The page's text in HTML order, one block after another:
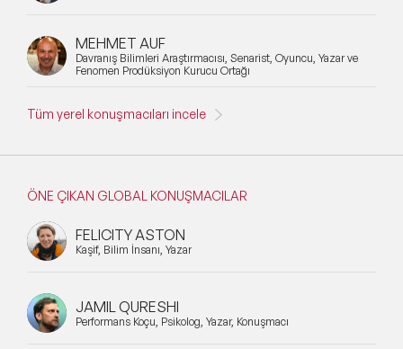
MEHMET AUF
Davranış Bilimleri Araştırmacısı, Senarist, Oyuncu, Yazar ve
Fenomen Prodüksiyon Kurucu Ortağı
Tüm yerel konuşmacıları incele
ÖNE ÇIKAN GLOBAL KONUŞMACILAR
FELICITY ASTON
Kaşif, Bilim İnsanı, Yazar
JAMIL QURESHI
Performans Koçu, Psikolog, Yazar, Konuşmacı